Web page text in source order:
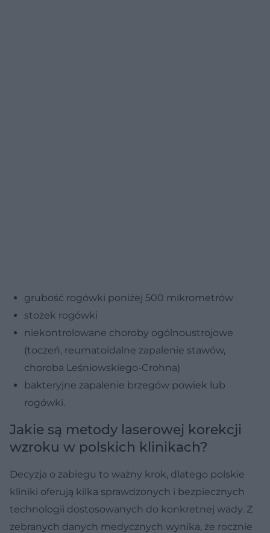
grubość rogówki poniżej 500 mikrometrów
stożek rogówki
niekontrolowane choroby ogólnoustrojowe
(toczeń, reumatoidalne zapalenie stawów,
choroba Leśniowskiego-Crohna)
bakteryjne zapalenie brzegów powiek lub
rogówki.
Jakie są metody laserowej korekcji
wzroku w polskich klinikach?
Decyzja o zabiegu to ważny krok, dlatego polskie
kliniki oferują kilka sprawdzonych i bezpiecznych
technologii dostosowanych do konkretnej wady. Z
zebranych danych medycznych wynika, że rocznie